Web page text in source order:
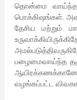
தொன்மை வாய்ந்த
பொக்கிஷங்கள்.
தேசிய மற்றும்
பழைமைவாய்ந்த
வழங்கப்பட்ட